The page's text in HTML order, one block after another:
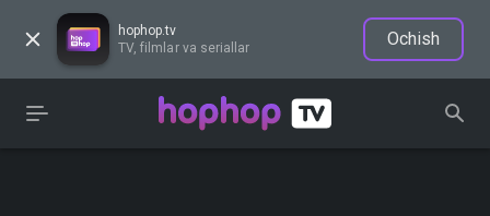
hophop.tv
TV, filmlar va seriallar
Ochish